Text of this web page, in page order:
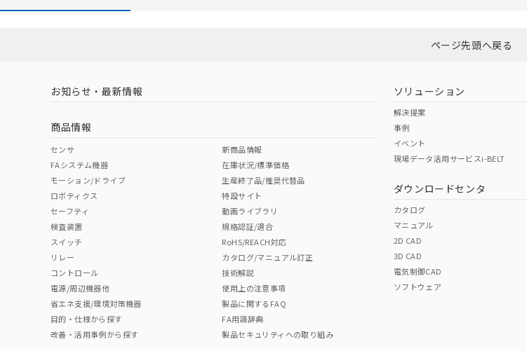
ページ先頭へ戻る
お知らせ・最新情報
商品情報
センサ
FAシステム機器
モーション/ドライブ
ロボティクス
セーフティ
検査装置
スイッチ
リレー
コントロール
電源/周辺機器他
省エネ支援/環境対策機器
目的・仕様から探す
改善・活用事例から探す
新商品情報
在庫状況/標準価格
生産終了品/推奨代替品
特設サイト
動画ライブラリ
規格認証/適合
RoHS/REACH対応
カタログ/マニュアル訂正
技術解説
使用上の注意事項
製品に関するFAQ
FA用語辞典
製品セキュリティへの取り組み
ソリューション
解決提案
事例
イベント
現場データ活用サービスi-BELT
ダウンロードセンタ
カタログ
マニュアル
2D CAD
3D CAD
電気制御CAD
ソフトウェア